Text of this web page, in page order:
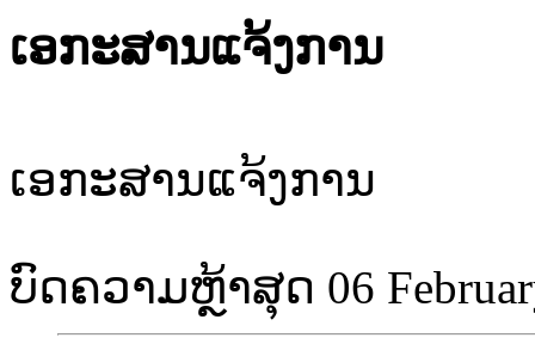
ເອກະສານແຈ້ງການ
ເອກະສານແຈ້ງການ
ບົດຄວາມຫຼ້າສຸດ 06